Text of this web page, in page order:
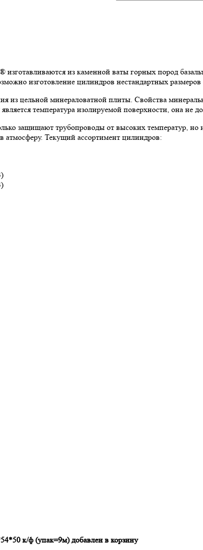
из каменной ваты горных пород
изготовление цилиндров нестандартных
из цельной минераловатной плиты. Свойства
температура изолируемой поверхности, она не
защищают трубопроводы от высоких температур, но
Текущий ассортимент цилиндров:
к/ф (упак=9м) добавлен в корзину